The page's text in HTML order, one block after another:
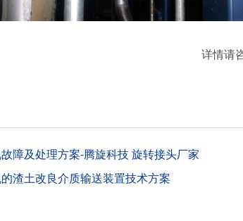
详情请
障及处理方案-腾旋科技 旋转接头厂家
渣土改良介质输送装置技术方案